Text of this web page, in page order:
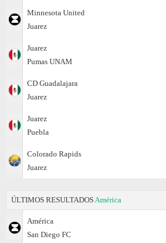
Minnesota United
Juаrez
Juаrez
Pumas UNAM
CD Guadalajara
Juаrez
Juаrez
Puebla
Colorado Rapids
Juаrez
ÚLTIMOS RESULTADOS América
América
San Diego FC